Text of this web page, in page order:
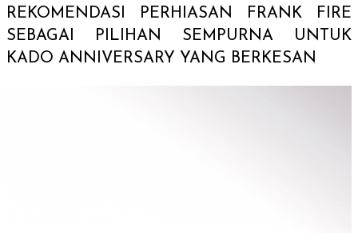
REKOMENDASI PERHIASAN FRANK FIRE
SEBAGAI PILIHAN SEMPURNA UNTUK
KADO ANNIVERSARY YANG BERKESAN